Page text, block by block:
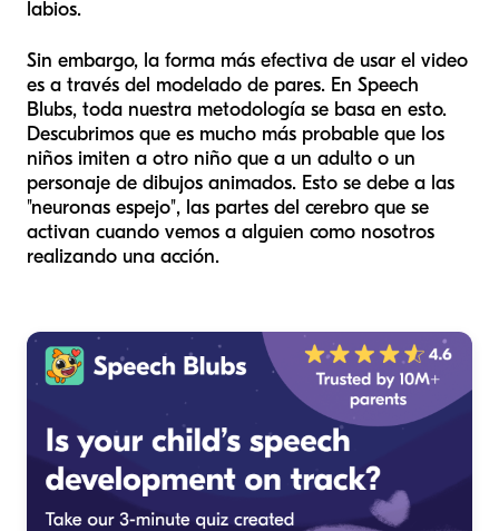
labios.
Sin embargo, la forma más efectiva de usar el video
es a través del modelado de pares. En Speech
Blubs, toda nuestra metodología se basa en esto.
Descubrimos que es mucho más probable que los
niños imiten a otro niño que a un adulto o un
personaje de dibujos animados. Esto se debe a las
"neuronas espejo", las partes del cerebro que se
activan cuando vemos a alguien como nosotros
realizando una acción.